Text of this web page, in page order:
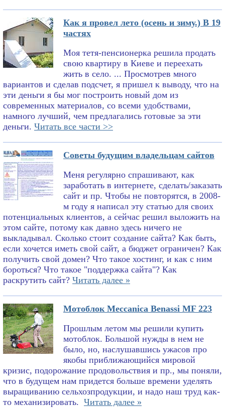
Как я провел лето (осень и зиму.) В 19
частях
Моя тетя-пенсионерка решила продать
свою квартиру в Киеве и переехать
жить в село. ... Просмотрев много
вариантов и сделав подсчет, я пришел к выводу, что на
эти деньги я бы мог построить новый дом из
современных материалов, со всеми удобствами,
намного лучший, чем предлагались готовые за эти
деньги. Читать все части >>
Советы будущим владельцам сайтов
Меня регулярно спрашивают, как
заработать в интернете, сделать/заказать
сайт и пр. Чтобы не повторятся, в 2008-
м году я написал эту статью для своих
потенциальных клиентов, а сейчас решил выложить на
этом сайте, потому как давно здесь ничего не
выкладывал. Сколько стоит создание сайта? Как быть,
если хочется иметь свой сайт, а бюджет ограничен? Как
получить свой домен? Что такое хостинг, и как с ним
бороться? Что такое "поддержка сайта"? Как
раскрутить сайт? Читать далее »
Мотоблок Meccanica Benassi MF 223
Прошлым летом мы решили купить
мотоблок. Большой нужды в нем не
было, но, наслушавшись ужасов про
якобы приближающийся мировой
кризис, подорожание продовольствия и пр., мы поняли,
что в будущем нам придется больше времени уделять
выращиванию сельхозпродукции, и надо наш труд как-
то механизировать. Читать далее »